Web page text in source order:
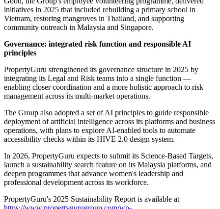
PropertyGuru was recognised as a Top Employer in Singapore by
the Top Employers Institute, reflecting the Group's continued
investment in people practices and employee experience.
As of 31 December 2025, women made up 65% of the Group's
workforce, with employees representing 28 nationalities. Through
Be More, Be a Guru, the Group's employee value proposition,
PropertyGuru invested in skills development across communication,
resilience, performance and AI, including Learning Fest 2025 and its
Management 201 programme.
Community impact also extended beyond the office. Gurus For
Good, the Group's employee volunteering programme, delivered
initiatives in 2025 that included rebuilding a primary school in
Vietnam, restoring mangroves in Thailand, and supporting
community outreach in Malaysia and Singapore.
Governance: integrated risk function and responsible AI
principles
PropertyGuru strengthened its governance structure in 2025 by
integrating its Legal and Risk teams into a single function —
enabling closer coordination and a more holistic approach to risk
management across its multi-market operations.